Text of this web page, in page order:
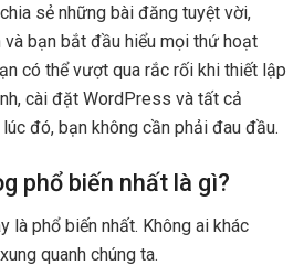
sẻ những bài đăng tuyệt vời,
và bạn bắt đầu hiểu mọi thứ hoạt
có thể vượt qua rắc rối khi thiết lập
cài đặt WordPress và tất cả
đó, bạn không cần phải đau đầu.
phổ biến nhất là gì?
là phổ biến nhất. Không ai khác
quanh chúng ta.